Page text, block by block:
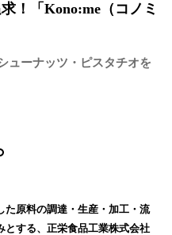
！「Kono:me（コノミ
ューナッツ・ピスタチオを
た原料の調達・生産・加工・流
とする、正栄食品工業株式会社